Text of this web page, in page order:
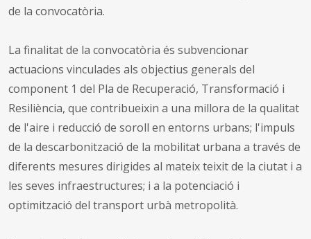
de la convocatòria.
La finalitat de la convocatòria és subvencionar
actuacions vinculades als objectius generals del
component 1 del Pla de Recuperació, Transformació i
Resiliència, que contribueixin a una millora de la qualitat
de l'aire i reducció de soroll en entorns urbans; l'impuls
de la descarbonització de la mobilitat urbana a través de
diferents mesures dirigides al mateix teixit de la ciutat i a
les seves infraestructures; i a la potenciació i
optimització del transport urbà metropolità.